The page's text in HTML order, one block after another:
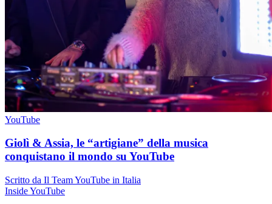
YouTube
Giolì & Assia, le “artigiane” della musica
conquistano il mondo su YouTube
Scritto da Il Team YouTube in Italia
Inside YouTube